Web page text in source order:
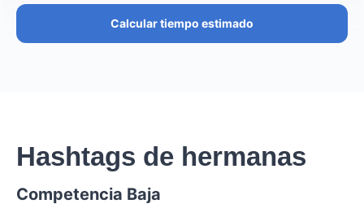
Calcular tiempo estimado
Hashtags de hermanas
Competencia Baja